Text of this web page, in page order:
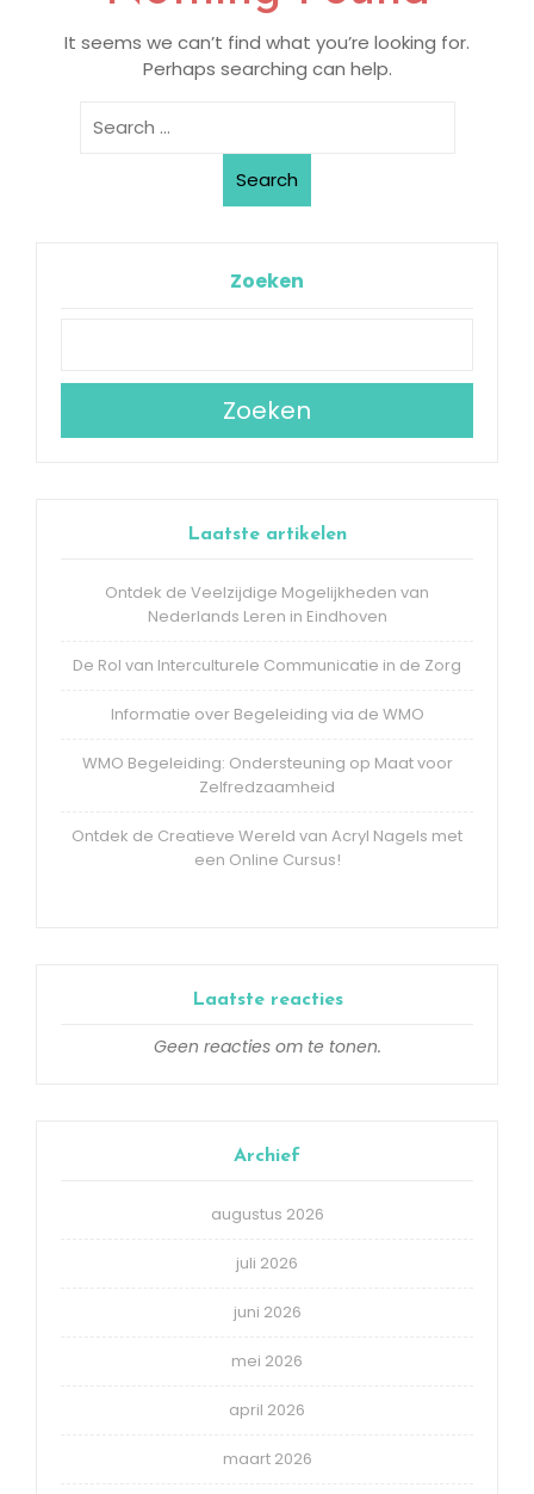
It seems we can’t find what you’re looking for.
Perhaps searching can help.
Search
Zoeken
Zoeken
Laatste artikelen
Ontdek de Veelzijdige Mogelijkheden van
Nederlands Leren in Eindhoven
De Rol van Interculturele Communicatie in de Zorg
Informatie over Begeleiding via de WMO
WMO Begeleiding: Ondersteuning op Maat voor
Zelfredzaamheid
Ontdek de Creatieve Wereld van Acryl Nagels met
een Online Cursus!
Laatste reacties
Geen reacties om te tonen.
Archief
augustus 2026
juli 2026
juni 2026
mei 2026
april 2026
maart 2026